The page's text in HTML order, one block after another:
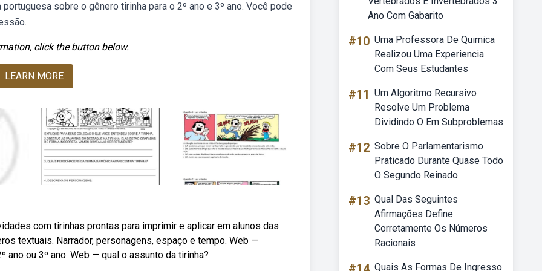
sobre o gênero tirinha para o 2º ano e 3º ano. Você pode
click the button below.
LEARN MORE
com tirinhas prontas para imprimir e aplicar em alunos das
textuais. Narrador, personagens, espaço e tempo. Web —
ou 3º ano. Web — qual o assunto da tirinha?
Ano Com Gabarito
#10 Uma Professora De Quimica
Realizou Uma Experiencia
Com Seus Estudantes
#11 Um Algoritmo Recursivo
Resolve Um Problema
Dividindo O Em Subproblemas
#12 Sobre O Parlamentarismo
Praticado Durante Quase Todo
O Segundo Reinado
#13 Qual Das Seguintes
Afirmações Define
Corretamente Os Números
Racionais
Quais As Formas De Ingresso